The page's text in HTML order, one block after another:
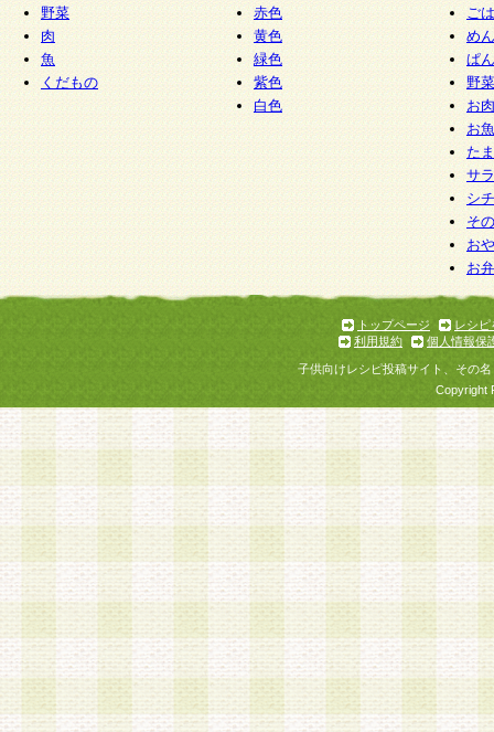
野菜
肉
魚
くだもの
赤色
黄色
緑色
紫色
白色
ご
めん
ぱん
野
お
お
た
サ
シ
そ
お
お
トップページ
レシピ
利用規約
個人情報保
子供向けレシピ投稿サイト、その
Copyright